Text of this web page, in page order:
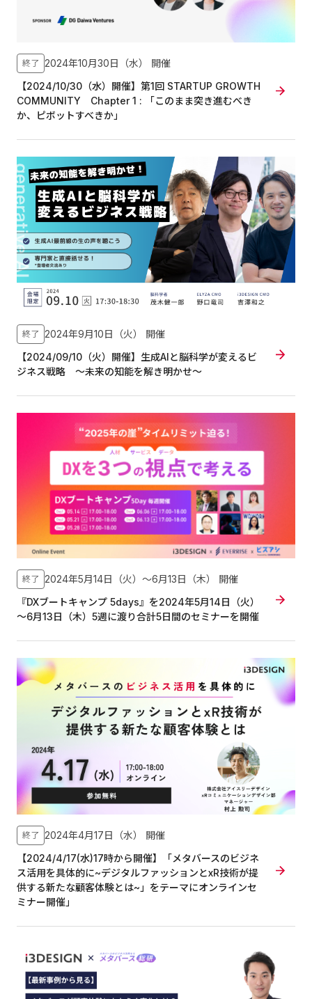
終了 2024年10月30日（水）
開催
【2024/10/30（水）開催】第1回 STARTUP GROWTH
COMMUNITY Chapter 1 : 「このまま突き進むべき
か、ピボットすべきか」
終了 2024年9月10日（火）
開催
【2024/09/10（火）開催】生成AIと脳科学が変えるビ
ジネス戦略 〜未来の知能を解き明かせ〜
終了 2024年5月14日（火）〜6月13日（木）
開催
『DXブートキャンプ 5days』を2024年5月14日（火）
～6月13日（木）5週に渡り合計5日間のセミナーを開催
終了 2024年4月17日（水）
開催
【2024/4/17(水)17時から開催】「メタバースのビジネ
ス活用を具体的に~デジタルファッションとxR技術が提
供する新たな顧客体験とは~」をテーマにオンラインセ
ミナー開催」